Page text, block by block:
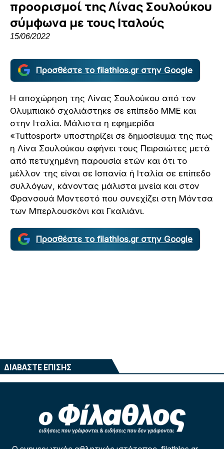
προορισμοί της Λίνας Σουλούκου
σύμφωνα με τους Ιταλούς
15/06/2022
Προσθέστε το filathlos.gr στην Google
Η αποχώρηση της Λίνας Σουλούκου από τον
Ολυμπιακό σχολιάστηκε σε επίπεδο ΜΜΕ και
στην Ιταλία. Μάλιστα η εφημερίδα
«Tuttosport» υποστηρίζει σε δημοσίευμα της πως
η Λίνα Σουλούκου αφήνει τους Πειραιώτες μετά
από πετυχημένη παρουσία ετών και ότι το
μέλλον της είναι σε Ισπανία ή Ιταλία σε επίπεδο
συλλόγων, κάνοντας μάλιστα μνεία και στον
Φρανσουά Μοντεστό που συνεχίζει στη Μόντσα
των Μπερλουσκόνι και Γκαλιάνι.
Προσθέστε το filathlos.gr στην Google
ΔΙΑΒΑΣΤΕ ΕΠΙΣΗΣ